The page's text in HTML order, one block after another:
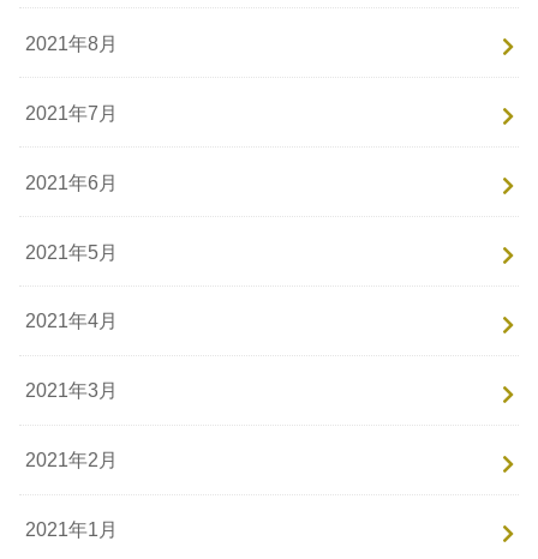
2021年8月
2021年7月
2021年6月
2021年5月
2021年4月
2021年3月
2021年2月
2021年1月